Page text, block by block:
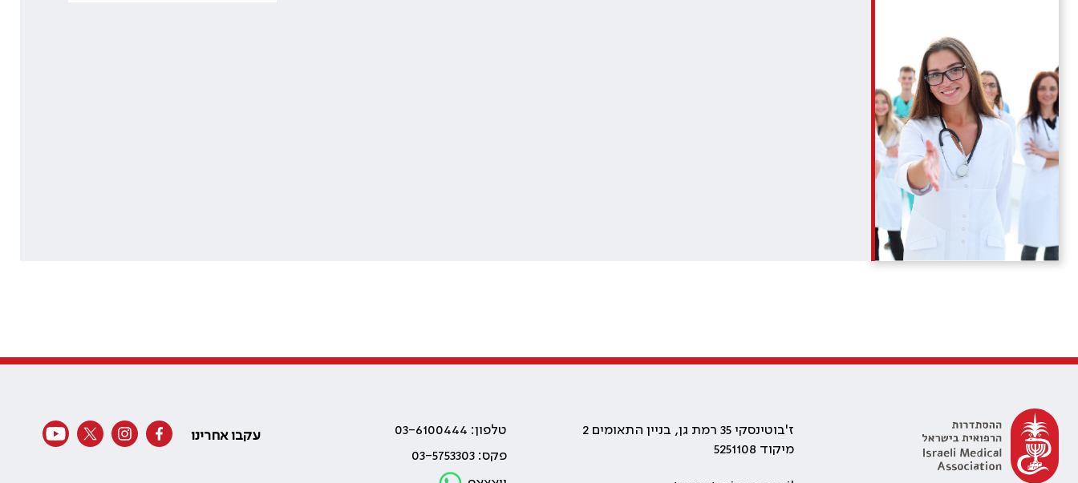
ז'בוטינסקי 35 רמת גן, בניין התאומים 2
מיקוד 5251108
טלפון: 03-6100444
פקס: 03-5753303
עקבו אחרינו